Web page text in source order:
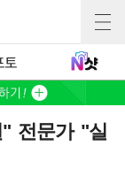
토
전문가 "실